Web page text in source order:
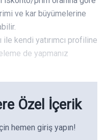
ve kar büyümelerine
kendi yatırımcı profiline
de yapmanız
Özel İçerik
hemen giriş yapın!